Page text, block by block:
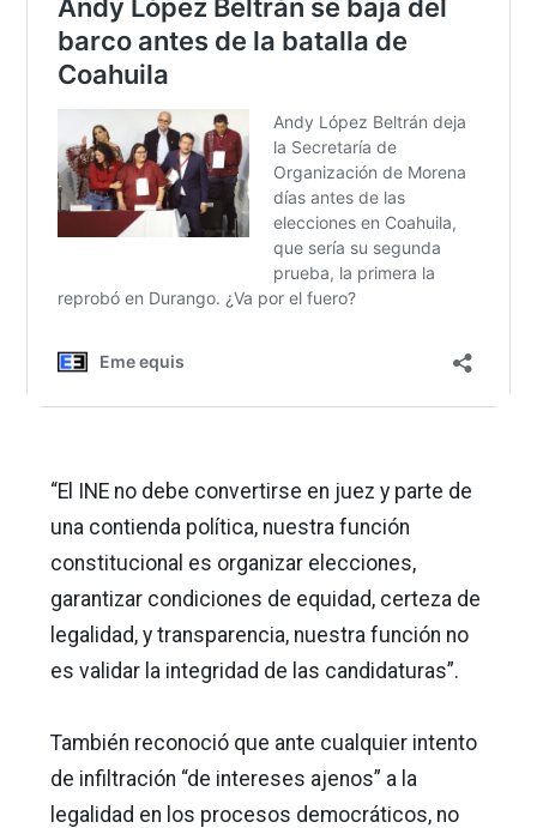
“El INE no debe convertirse en juez y parte de
una contienda política, nuestra función
constitucional es organizar elecciones,
garantizar condiciones de equidad, certeza de
legalidad, y transparencia, nuestra función no
es validar la integridad de las candidaturas”.
También reconoció que ante cualquier intento
de infiltración “de intereses ajenos” a la
legalidad en los procesos democráticos, no